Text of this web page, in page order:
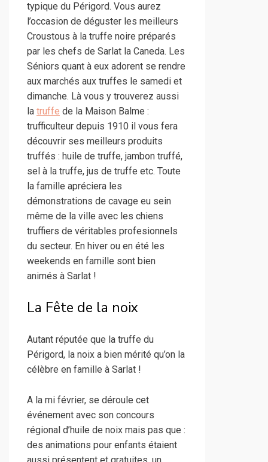
typique du Périgord. Vous aurez
l’occasion de déguster les meilleurs
Croustous à la truffe noire préparés
par les chefs de Sarlat la Caneda. Les
Séniors quant à eux adorent se rendre
aux marchés aux truffes le samedi et
dimanche. Là vous y trouverez aussi
la truffe de la Maison Balme :
trufficulteur depuis 1910 il vous fera
découvrir ses meilleurs produits
truffés : huile de truffe, jambon truffé,
sel à la truffe, jus de truffe etc. Toute
la famille apréciera les
démonstrations de cavage eu sein
même de la ville avec les chiens
truffiers de véritables profesionnels
du secteur. En hiver ou en été les
weekends en famille sont bien
animés à Sarlat !
La Fête de la noix
Autant réputée que la truffe du
Périgord, la noix a bien mérité qu’on la
célèbre en famille à Sarlat !
A la mi février, se déroule cet
événement avec son concours
régional d’huile de noix mais pas que :
des animations pour enfants étaient